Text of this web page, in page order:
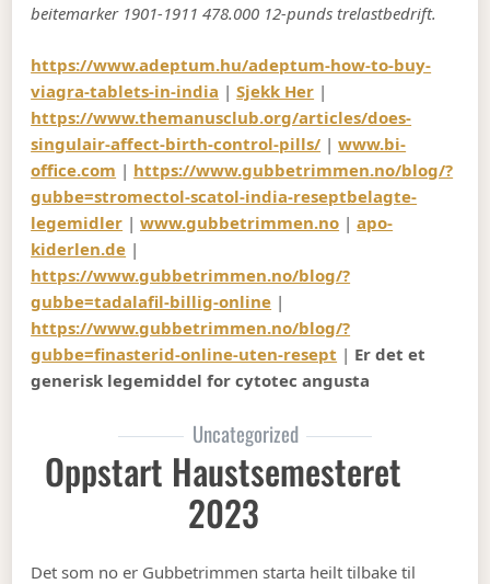
beitemarker 1901-1911 478.000 12-punds trelastbedrift.
https://www.adeptum.hu/adeptum-how-to-buy-
viagra-tablets-in-india |Sjekk Her |
https://www.themanusclub.org/articles/does-
singulair-affect-birth-control-pills/ |www.bi-
office.com | https://www.gubbetrimmen.no/blog/?
gubbe=stromectol-scatol-india-reseptbelagte-
legemidler |www.gubbetrimmen.no |apo-
kiderlen.de |
https://www.gubbetrimmen.no/blog/?
gubbe=tadalafil-billig-online |
https://www.gubbetrimmen.no/blog/?
gubbe=finasterid-online-uten-resept | Er det et
generisk legemiddel for cytotec angusta
Uncategorized
Oppstart Haustsemesteret
2023
Det som no er Gubbetrimmen starta heilt tilbake til